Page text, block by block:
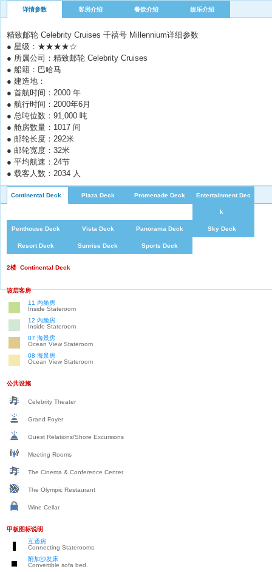
详情参数 客房介绍 餐饮介绍 娱乐介绍
精致邮轮 Celebrity Cruises 千禧号 Millennium详细参数
● 星级：★★★★☆
● 所属公司：精致邮轮 Celebrity Cruises
● 船籍：巴哈马
● 建造地：
● 首航时间：2000 年
● 航行时间：2000年6月
● 总吨位数：91,000 吨
● 舱房数量：1017 间
● 邮轮长度：292米
● 邮轮宽度：32米
● 平均航速：24节
● 载客人数：2034 人
Continental Deck Plaza Deck Promenade Deck Entertainment Dec
k
Penthouse Deck Vista Deck Panorama Deck Sky Deck
Resort Deck Sunrise Deck Sports Deck
2楼 Continental Deck
该层客房
11 内舱房
Inside Stateroom
12 内舱房
Inside Stateroom
07 海景房
Ocean View Stateroom
08 海景房
Ocean View Stateroom
公共设施
Celebrity Theater
Grand Foyer
Guest Relations/Shore Excursions
Meeting Rooms
The Cinema & Conference Center
The Olympic Restaurant
Wine Cellar
甲板图标说明
互通房
Connecting Staterooms
附加沙发床
Convertible sofa bed.